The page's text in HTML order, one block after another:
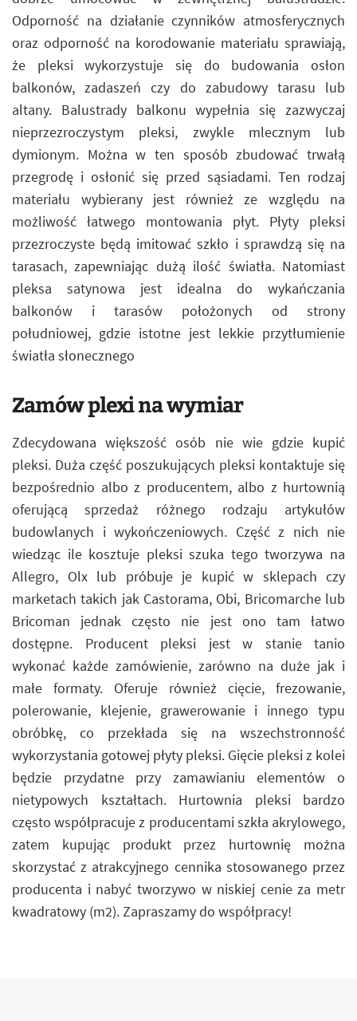
Odporność na działanie czynników atmosferycznych
oraz odporność na korodowanie materiału sprawiają,
że pleksi wykorzystuje się do budowania osłon
balkonów, zadaszeń czy do zabudowy tarasu lub
altany. Balustrady balkonu wypełnia się zazwyczaj
nieprzezroczystym pleksi, zwykle mlecznym lub
dymionym. Można w ten sposób zbudować trwałą
przegrodę i osłonić się przed sąsiadami. Ten rodzaj
materiału wybierany jest również ze względu na
możliwość łatwego montowania płyt. Płyty pleksi
przezroczyste będą imitować szkło i sprawdzą się na
tarasach, zapewniając dużą ilość światła. Natomiast
pleksa satynowa jest idealna do wykańczania
balkonów i tarasów położonych od strony
południowej, gdzie istotne jest lekkie przytłumienie
światła słonecznego
Zamów plexi na wymiar
Zdecydowana większość osób nie wie gdzie kupić
pleksi. Duża część poszukujących pleksi kontaktuje się
bezpośrednio albo z producentem, albo z hurtownią
oferującą sprzedaż różnego rodzaju artykułów
budowlanych i wykończeniowych. Część z nich nie
wiedząc ile kosztuje pleksi szuka tego tworzywa na
Allegro, Olx lub próbuje je kupić w sklepach czy
marketach takich jak Castorama, Obi, Bricomarche lub
Bricoman jednak często nie jest ono tam łatwo
dostępne. Producent pleksi jest w stanie tanio
wykonać każde zamówienie, zarówno na duże jak i
małe formaty. Oferuje również cięcie, frezowanie,
polerowanie, klejenie, grawerowanie i innego typu
obróbkę, co przekłada się na wszechstronność
wykorzystania gotowej płyty pleksi. Gięcie pleksi z kolei
będzie przydatne przy zamawianiu elementów o
nietypowych kształtach. Hurtownia pleksi bardzo
często współpracuje z producentami szkła akrylowego,
zatem kupując produkt przez hurtownię można
skorzystać z atrakcyjnego cennika stosowanego przez
producenta i nabyć tworzywo w niskiej cenie za metr
kwadratowy (m2). Zapraszamy do współpracy!